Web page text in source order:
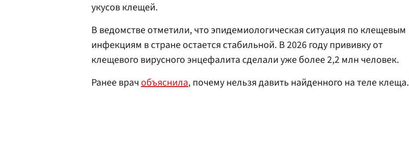
укусов клещей.
В ведомстве отметили, что эпидемиологическая ситуация по клещевым
инфекциям в стране остается стабильной. В 2026 году прививку от
клещевого вирусного энцефалита сделали уже более 2,2 млн человек.
Ранее врачобъяснила, почему нельзя давить найденного на теле клеща.